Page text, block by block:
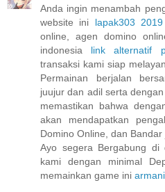
Anda ingin menambah
website ini lapak303 2019
online, agen domino
indonesia link alternatif
transaksi kami siap
Permainan berjalan
juujur dan adil serta
memastikan bahwa
akan mendapatkan
Domino Online, dan
Ayo segera Bergabung di
kami dengan minimal
memainkan game ini